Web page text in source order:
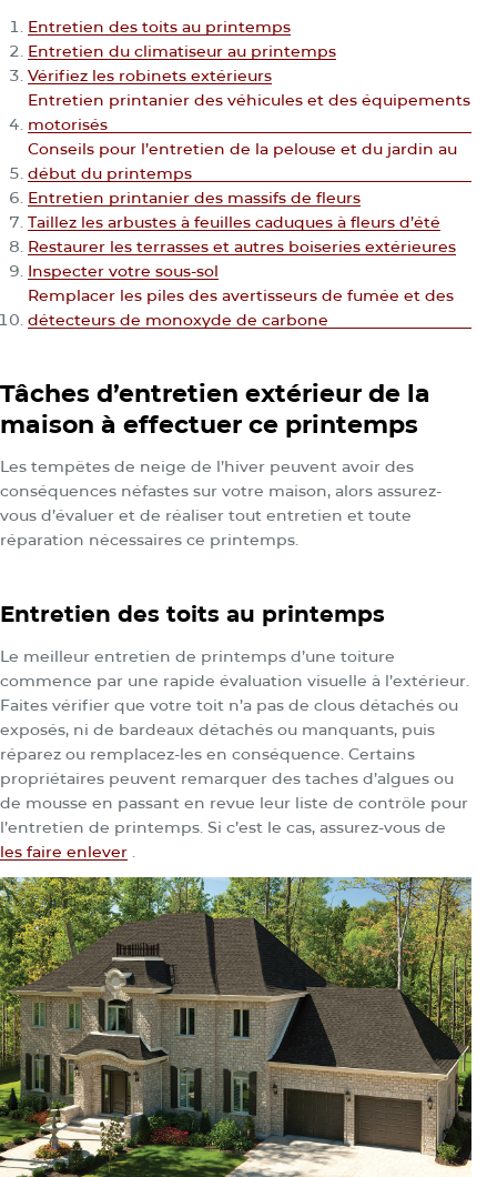
Entretien des toits au printemps
Entretien du climatiseur au printemps
Vérifiez les robinets extérieurs
Entretien printanier des véhicules et des équipements
motorisés
Conseils pour l’entretien de la pelouse et du jardin au
début du printemps
Entretien printanier des massifs de fleurs
Taillez les arbustes à feuilles caduques à fleurs d’été
Restaurer les terrasses et autres boiseries extérieures
Inspecter votre sous-sol
Remplacer les piles des avertisseurs de fumée et des
détecteurs de monoxyde de carbone
Tâches d’entretien extérieur de la
maison à effectuer ce printemps
Les tempêtes de neige de l’hiver peuvent avoir des
conséquences néfastes sur votre maison, alors assurez-
vous d’évaluer et de réaliser tout entretien et toute
réparation nécessaires ce printemps.
Entretien des toits au printemps
Le meilleur entretien de printemps d’une toiture
commence par une rapide évaluation visuelle à l’extérieur.
Faites vérifier que votre toit n’a pas de clous détachés ou
exposés, ni de bardeaux détachés ou manquants, puis
réparez ou remplacez-les en conséquence. Certains
propriétaires peuvent remarquer des taches d’algues ou
de mousse en passant en revue leur liste de contrôle pour
l’entretien de printemps. Si c’est le cas, assurez-vous de
les faire enlever .